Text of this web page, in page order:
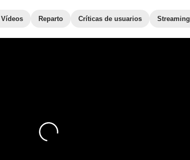
Reparto Críticas de usuarios Streaming